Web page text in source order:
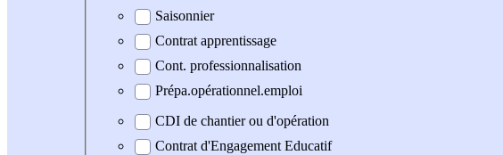
Saisonnier
Contrat apprentissage
Cont. professionnalisation
Prépa.opérationnel.emploi
CDI de chantier ou d'opération
Contrat d'Engagement Educatif